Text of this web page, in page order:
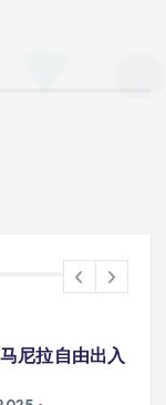
否能在马尼拉使